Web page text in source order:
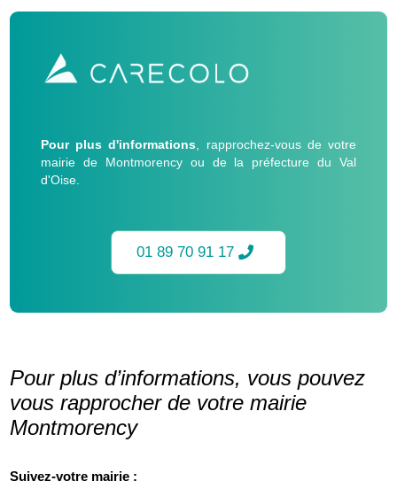
Pour plus d'informations , rapprochez-vous de votre
mairie de Montmorency ou de la préfecture du Val
d'Oise.
01 89 70 91 17
Pour plus d’informations, vous pouvez
vous rapprocher de votre mairie
Montmorency
Suivez-votre mairie :